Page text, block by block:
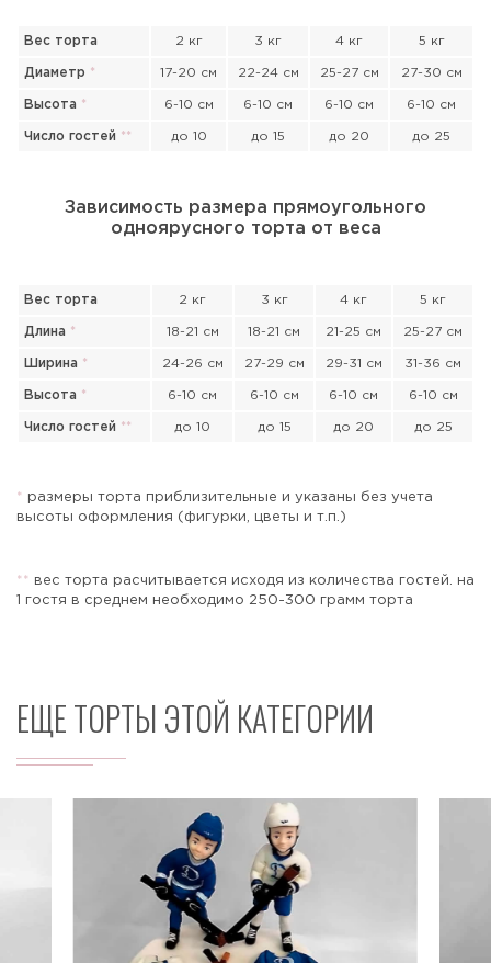
Вес торта 2 кг 3 кг 4 кг 5 кг
Диаметр * 17-20 см 22-24 см 25-27 см 27-30 см
Высота * 6-10 см 6-10 см 6-10 см 6-10 см
Число гостей ** до 10 до 15 до 20 до 25
Зависимость размера прямоугольного
одноярусного торта от веса
Вес торта 2 кг 3 кг 4 кг 5 кг
Длина * 18-21 см 18-21 см 21-25 см 25-27 см
Ширина * 24-26 см 27-29 см 29-31 см 31-36 см
Высота * 6-10 см 6-10 см 6-10 см 6-10 см
Число гостей ** до 10 до 15 до 20 до 25
*
размеры торта приблизительные и указаны без учета
высоты оформления (фигурки, цветы и т.п.)
* *
вес торта расчитывается исходя из количества гостей. на
1 гостя в среднем необходимо 250-300 грамм торта
ЕЩЕ ТОРТЫ ЭТОЙ КАТЕГОРИИ
Прикрепить файл или фото
Отправить